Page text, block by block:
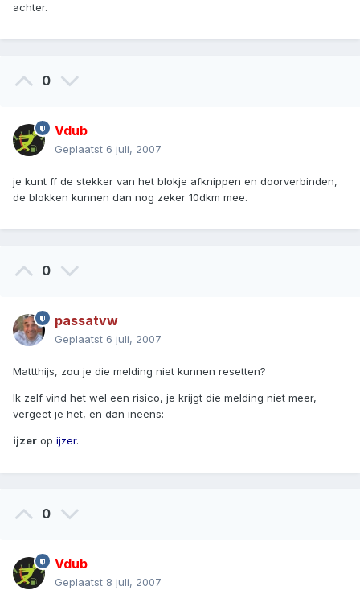
achter.
0
Vdub
Geplaatst 6 juli, 2007
je kunt ff de stekker van het blokje afknippen en doorverbinden,
de blokken kunnen dan nog zeker 10dkm mee.
0
passatvw
Geplaatst 6 juli, 2007
Mattthijs, zou je die melding niet kunnen resetten?
Ik zelf vind het wel een risico, je krijgt die melding niet meer,
vergeet je het, en dan ineens:
ijzer op ijzer.
0
Vdub
Geplaatst 8 juli, 2007